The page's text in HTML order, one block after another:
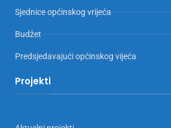
Sjednice općinskog vrijeća
Budžet
Predsjedavajući općinskog vijeća
Projekti